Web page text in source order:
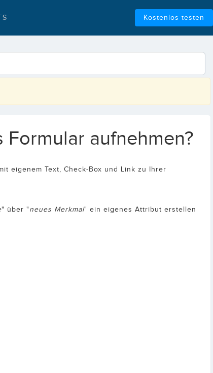
Kostenlos testen
aufnehmen?
eigenem Text, Check-Box und Link zu Ihrer
" über "neues Merkmal" ein eigenes Attribut erstellen